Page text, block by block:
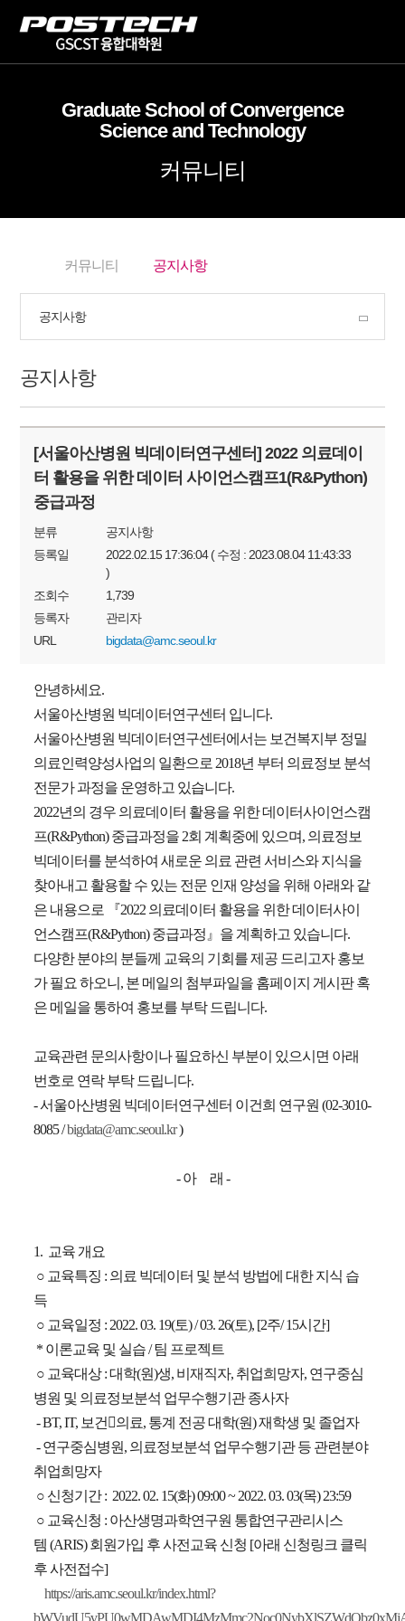
Graduate School of Convergence
Science and Technology
커뮤니티
커뮤니티 공지사항
공지사항
공지사항
[서울아산병원 빅데이터연구센터] 2022 의료데이
터 활용을 위한 데이터 사이언스캠프1(R&Python)
중급과정
분류
공지사항
등록일
2022.02.15 17:36:04 ( 수정 : 2023.08.04 11:43:33
)
조회수
1,739
등록자
관리자
URL
bigdata@amc.seoul.kr
안녕하세요.
서울아산병원 빅데이터연구센터 입니다.
서울아산병원 빅데이터연구센터에서는 보건복지부 정밀
의료인력양성사업의 일환으로 2018년 부터 의료정보 분석
전문가 과정을 운영하고 있습니다.
2022년의 경우 의료데이터 활용을 위한 데이터사이언스캠
프(R&Python)중급과정을 2회 계획중에 있으며, 의료정보
빅데이터를 분석하여 새로운 의료 관련 서비스와 지식을
찾아내고 활용할 수 있는 전문 인재 양성을 위해 아래와 같
은 내용으로 『2022 의료데이터 활용을 위한 데이터사이
언스캠프(R&Python)중급과정』을 계획하고 있습니다.
다양한 분야의 분들께 교육의 기회를 제공 드리고자 홍보
가 필요 하오니 , 본 메일의 첨부파일을 홈페이지 게시판 혹
은 메일을 통하여 홍보를 부탁 드립니다.
교육관련 문의사항이나 필요하신 부분이 있으시면 아래
번호로 연락 부탁 드립니다.
-서울아산병원 빅데이터연구센터 이건희 연구원 (02-3010-
8085 /bigdata@amc.seoul.kr)
-아 래 -
1. 교육 개요
○ 교육특징 : 의료 빅데이터 및 분석 방법에 대한 지식 습
득
○ 교육일정 : 2022. 03. 19(토) / 03. 26(토), [2주/ 15시간]
* 이론교육 및 실습/팀 프로젝트
○ 교육대상:대학(원)생, 비재직자, 취업희망자, 연구중심
병원 및 의료정보분석 업무수행기관 종사자
- BT, IT, 보건 의료, 통계 전공 대학(원)재학생 및 졸업자
-연구중심병원, 의료정보분석 업무수행기관 등 관련분야
취업희망자
○ 신청기간: 2022. 02. 15(화) 09:00 ~ 2022. 03. 03(목) 23:59
○ 교육신청 : 아산생명과학연구원 통합연구관리시스
템 (ARIS)회원가입 후 사전교육 신청 [아래 신청링크 클릭
후 사전접수]
https://aris.amc.seoul.kr/index.html?